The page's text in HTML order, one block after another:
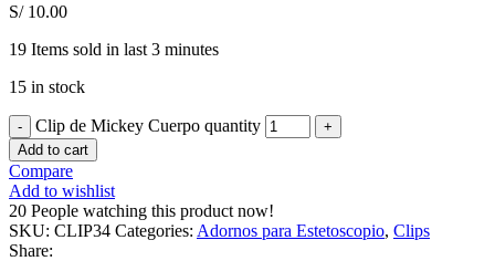
S/10.00
19 Items sold in last 3 minutes
15 in stock
Clip de Mickey Cuerpo quantity
Add to cart
Compare
Add to wishlist
20 People watching this product now!
SKU: CLIP34 Categories: Adornos para Estetoscopio, Clips
Share: